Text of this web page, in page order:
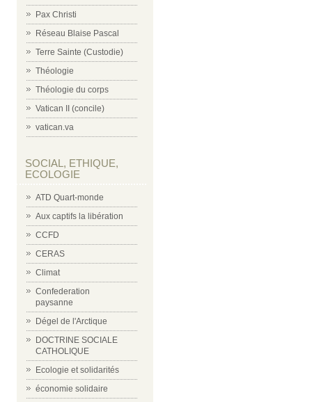
Pax Christi
Réseau Blaise Pascal
Terre Sainte (Custodie)
Théologie
Théologie du corps
Vatican II (concile)
vatican.va
SOCIAL, ETHIQUE,
ECOLOGIE
ATD Quart-monde
Aux captifs la libération
CCFD
CERAS
Climat
Confederation
paysanne
Dégel de l'Arctique
DOCTRINE SOCIALE
CATHOLIQUE
Ecologie et solidarités
économie solidaire